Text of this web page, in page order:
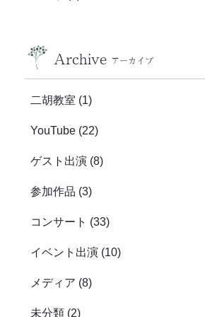
Archive アーカイブ
二胡教室 (1)
YouTube(22)
ゲスト出演(8)
参加作品 (3)
コンサート (33)
イベント出演(10)
メディア (8)
未分類(2)